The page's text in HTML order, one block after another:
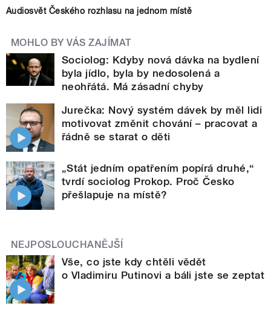
Audiosvět Českého rozhlasu na jednom místě
MOHLO BY VÁS ZAJÍMAT
Sociolog: Kdyby nová dávka na bydlení
byla jídlo, byla by nedosolená a
neohřátá. Má zásadní chyby
Jurečka: Nový systém dávek by měl lidi
motivovat změnit chování – pracovat a
řádně se starat o děti
„Stát jedním opatřením popírá druhé,“
tvrdí sociolog Prokop. Proč Česko
přešlapuje na místě?
NEJPOSLOUCHANĚJŠÍ
Vše, co jste kdy chtěli vědět
o Vladimiru Putinovi a báli jste se zeptat